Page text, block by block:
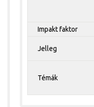
Impakt faktor
Jelleg
Témák